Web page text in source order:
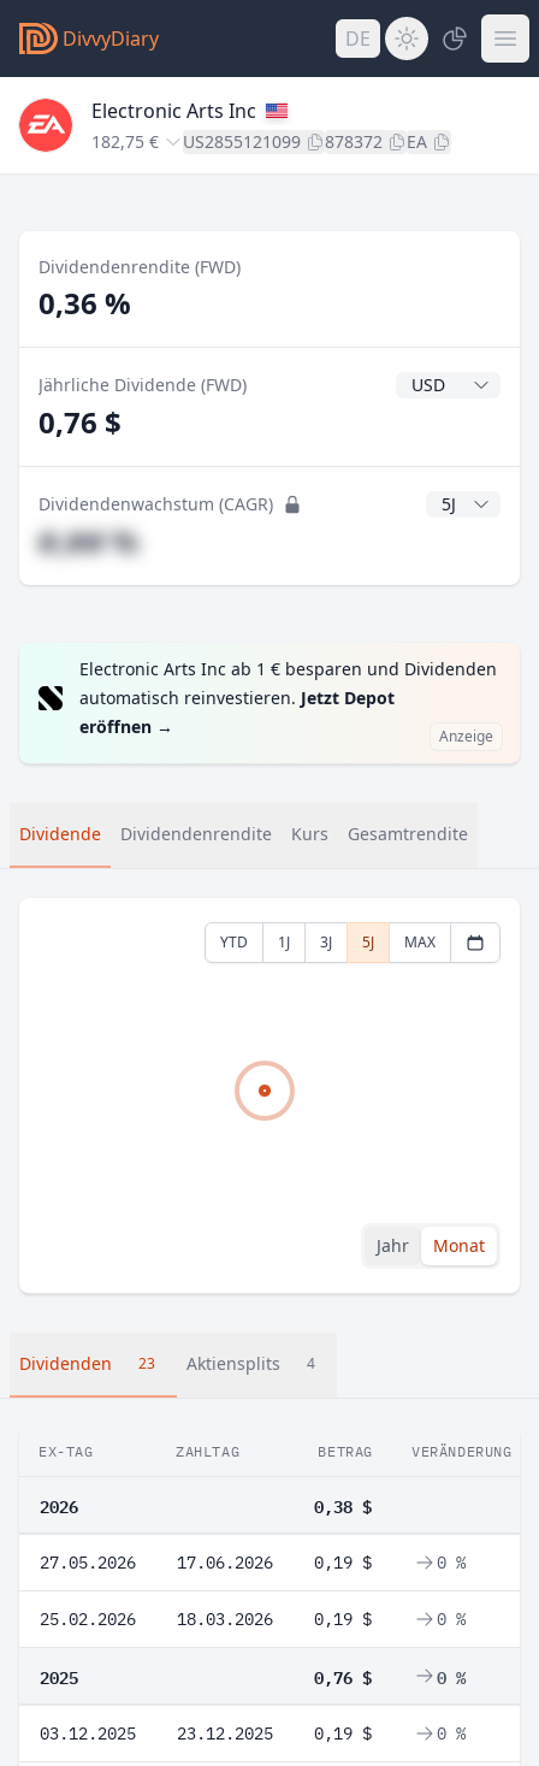
DivvyDiary DE
Electronic Arts Inc
182,75 € US2855121099 878372 EA
Dividendenrendite (FWD)
0,36 %
Jährliche Dividende (FWD)
0,76 $
Dividendenwachstum (CAGR) CAGR Jahre
#,## %
Electronic Arts Inc ab 1 € besparen und Dividenden
automatisch reinvestieren. Jetzt Depot
eröffnen → Anzeige
Dividende Dividendenrendite Kurs Gesamtrendite
YTD 1J 3J 5J MAX
Jahr Monat
Dividenden 23 Aktiensplits 4
EX-TAG ZAHLTAG BETRAG VERÄNDERUNG
2026 0,38 $
27.05.2026 17.06.2026 0,19 $ 0 %
25.02.2026 18.03.2026 0,19 $ 0 %
2025 0,76 $ 0 %
03.12.2025 23.12.2025 0,19 $ 0 %